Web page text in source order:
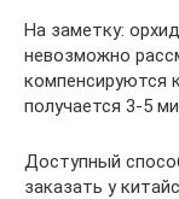
На заметку:
невозможно
компенсируются
получается 3-5
Доступный
заказать у